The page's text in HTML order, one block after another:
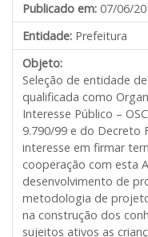
Publicado em: 07/06/
Entidade: Prefeitura
Objeto:
Seleção de entidade
qualificada como
Interesse Público –
9.790/99 e do Decreto
interesse em firmar
cooperação com esta
desenvolvimento de
metodologia de
na construção dos
sujeitos ativos as